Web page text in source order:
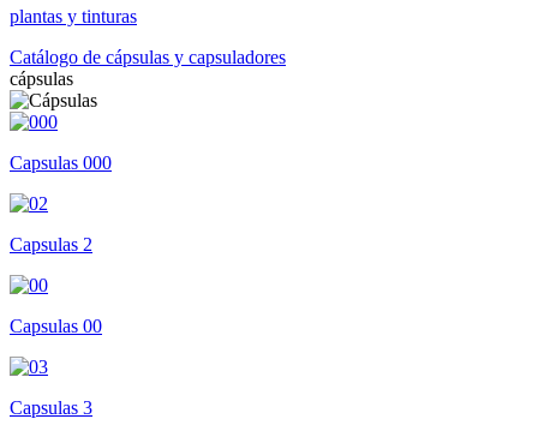
plantas y tinturas
Catálogo de cápsulas y capsuladores
cápsulas
Capsulas 000
Capsulas 2
Capsulas 00
Capsulas 3